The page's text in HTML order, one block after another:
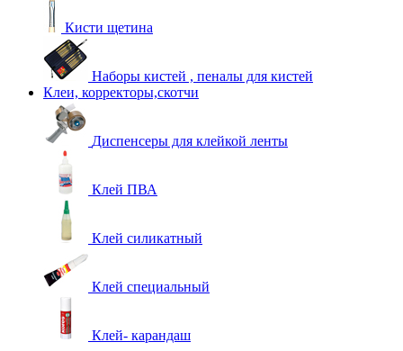
Кисти щетина
Наборы кистей , пеналы для кистей
Клеи, корректоры,скотчи
Диспенсеры для клейкой ленты
Клей ПВА
Клей силикатный
Клей специальный
Клей- карандаш